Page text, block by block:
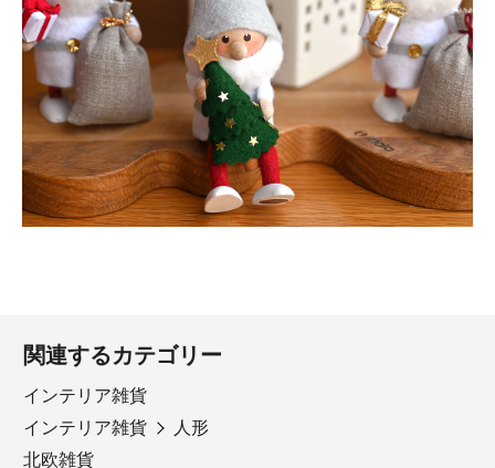
関連するカテゴリー
インテリア雑貨
インテリア雑貨
人形
北欧雑貨